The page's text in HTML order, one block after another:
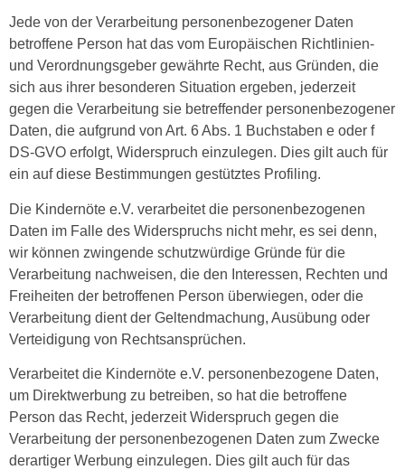
Jede von der Verarbeitung personenbezogener Daten
betroffene Person hat das vom Europäischen Richtlinien-
und Verordnungsgeber gewährte Recht, aus Gründen, die
sich aus ihrer besonderen Situation ergeben, jederzeit
gegen die Verarbeitung sie betreffender personenbezogener
Daten, die aufgrund von Art. 6 Abs. 1 Buchstaben e oder f
DS-GVO erfolgt, Widerspruch einzulegen. Dies gilt auch für
ein auf diese Bestimmungen gestütztes Profiling.
Die Kindernöte e.V. verarbeitet die personenbezogenen
Daten im Falle des Widerspruchs nicht mehr, es sei denn,
wir können zwingende schutzwürdige Gründe für die
Verarbeitung nachweisen, die den Interessen, Rechten und
Freiheiten der betroffenen Person überwiegen, oder die
Verarbeitung dient der Geltendmachung, Ausübung oder
Verteidigung von Rechtsansprüchen.
Verarbeitet die Kindernöte e.V. personenbezogene Daten,
um Direktwerbung zu betreiben, so hat die betroffene
Person das Recht, jederzeit Widerspruch gegen die
Verarbeitung der personenbezogenen Daten zum Zwecke
derartiger Werbung einzulegen. Dies gilt auch für das